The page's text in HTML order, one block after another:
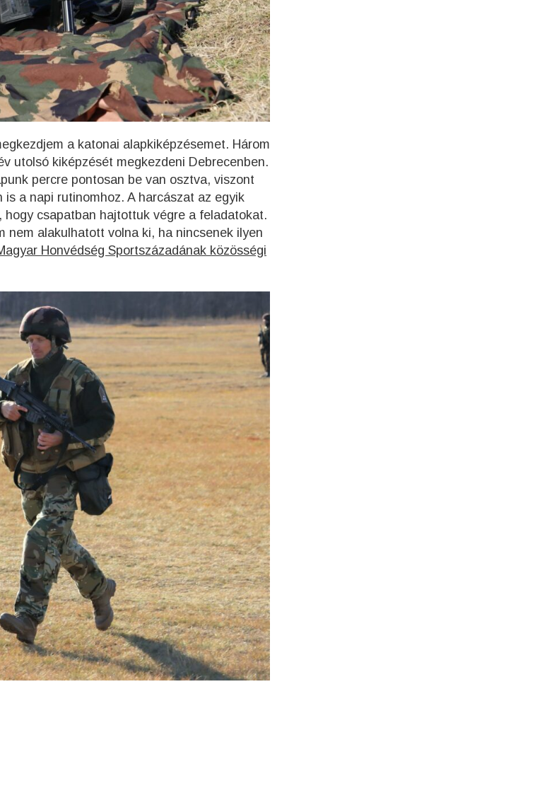
a katonai alapkiképzésemet. Három
utolsó kiképzését megkezdeni Debrecenben.
percre pontosan be van osztva, viszont
a napi rutinomhoz. A harcászat az egyik
csapatban hajtottuk végre a feladatokat.
nem alakulhatott volna ki, ha nincsenek ilyen
Honvédség Sportszázadának közösségi